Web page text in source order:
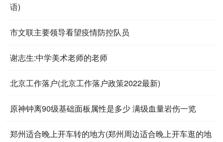
语)
市文联主要领导看望疫情防控队员
谢志生:中学美术老师的老师
北京工作落户(北京工作落户政策2022最新)
原神钟离90级基础面板属性是多少 满级血量岩伤一览
郑州适合晚上开车转的地方(郑州周边适合晚上开车逛的地